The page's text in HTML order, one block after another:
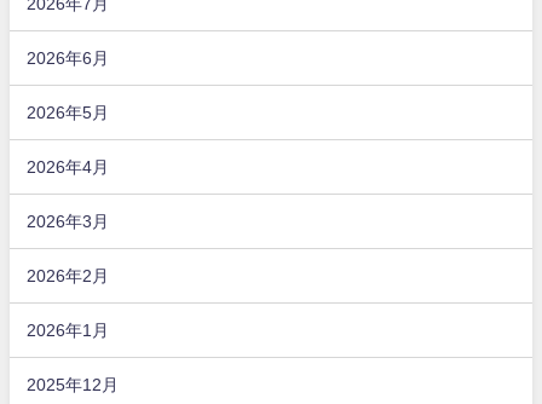
2026年6月
2026年5月
2026年4月
2026年3月
2026年2月
2026年1月
2025年12月